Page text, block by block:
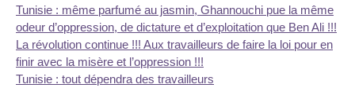
Tunisie : même parfumé au jasmin, Ghannouchi pue la même
odeur d’oppression, de dictature et d’exploitation que Ben Ali !!!
La révolution continue !!! Aux travailleurs de faire la loi pour en
finir avec la misère et l’oppression !!!
Tunisie : tout dépendra des travailleurs